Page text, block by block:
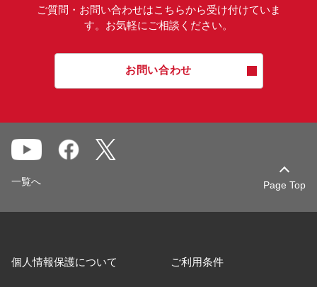
ご質問・お問い合わせはこちらから受け付けていま
す。お気軽にご相談ください。
お問い合わせ
Page Top
一覧へ
個人情報保護について ご利用条件